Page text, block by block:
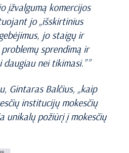
įžvalgumą komercijos
jo „išskirtinius
jo staigų ir
sprendimą ir
nei tikimasi.”
Gintaras Balčius, „kaip
institucijų mokesčių
unikalų požiūrį į mokesčių